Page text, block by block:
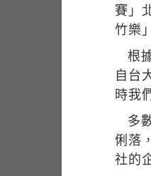
賽」
竹樂
根
自台
時我
多
俐落
社的